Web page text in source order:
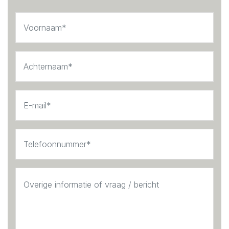
unit.
DETAILS
- Living area approx. 63 m²
- Fully furnished
- Two bedrooms
- Close to Museumplein, Vondelpark, and P.C.
- Minimum rental period: 1 year